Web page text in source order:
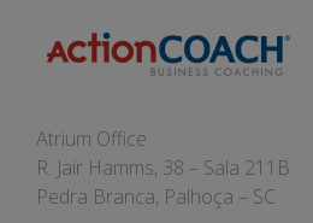
Atrium Office
R. Jair Hamms, 38 – Sala 211B
Pedra Branca, Palhoça – SC